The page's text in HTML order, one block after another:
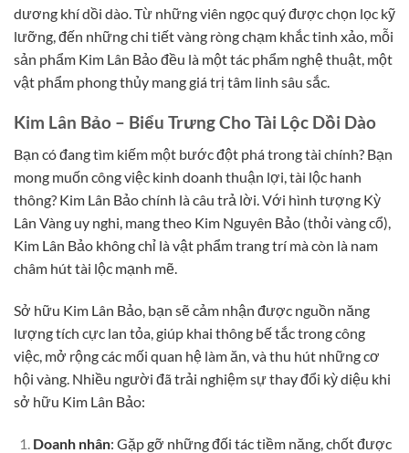
dương khí dồi dào. Từ những viên ngọc quý được chọn lọc kỹ
lưỡng, đến những chi tiết vàng ròng chạm khắc tinh xảo, mỗi
sản phẩm Kim Lân Bảo đều là một tác phẩm nghệ thuật, một
vật phẩm phong thủy mang giá trị tâm linh sâu sắc.
Kim Lân Bảo – Biểu Trưng Cho Tài Lộc Dồi Dào
Bạn có đang tìm kiếm một bước đột phá trong tài chính? Bạn
mong muốn công việc kinh doanh thuận lợi, tài lộc hanh
thông? Kim Lân Bảo chính là câu trả lời. Với hình tượng Kỳ
Lân Vàng uy nghi, mang theo Kim Nguyên Bảo (thỏi vàng cổ),
Kim Lân Bảo không chỉ là vật phẩm trang trí mà còn là nam
châm hút tài lộc mạnh mẽ.
Sở hữu Kim Lân Bảo, bạn sẽ cảm nhận được nguồn năng
lượng tích cực lan tỏa, giúp khai thông bế tắc trong công
việc, mở rộng các mối quan hệ làm ăn, và thu hút những cơ
hội vàng. Nhiều người đã trải nghiệm sự thay đổi kỳ diệu khi
sở hữu Kim Lân Bảo:
Doanh nhân: Gặp gỡ những đối tác tiềm năng, chốt được